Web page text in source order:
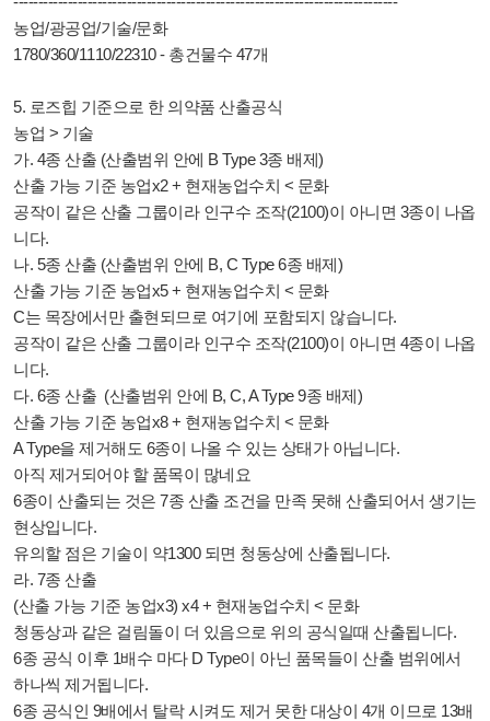
농업/광공업/기술/문화
1780/360/1110/22310 - 총건물수 47개
5. 로즈힙 기준으로 한 의약품 산출공식
농업 > 기술
가. 4종 산출 (산출범위 안에 B Type 3종 배제)
산출 가능 기준 농업x2 + 현재농업수치 < 문화
공작이 같은 산출 그룹이라 인구수 조작(2100)이 아니면 3종이 나옵
니다.
나. 5종 산출 (산출범위 안에 B, C Type 6종 배제)
산출 가능 기준 농업x5 + 현재농업수치 < 문화
C는 목장에서만 출현되므로 여기에 포함되지 않습니다.
공작이 같은 산출 그룹이라 인구수 조작(2100)이 아니면 4종이 나옵
니다.
다. 6종 산출 (산출범위 안에 B, C, A Type 9종 배제)
산출 가능 기준 농업x8 + 현재농업수치 < 문화
A Type을 제거해도 6종이 나올 수 있는 상태가 아닙니다.
아직 제거되어야 할 품목이 많네요
6종이 산출되는 것은 7종 산출 조건을 만족 못해 산출되어서 생기는
현상입니다.
유의할 점은 기술이 약1300 되면 청동상에 산출됩니다.
라. 7종 산출
(산출 가능 기준 농업x3) x4 + 현재농업수치 < 문화
청동상과 같은 걸림돌이 더 있음으로 위의 공식일때 산출됩니다.
6종 공식 이후 1배수 마다 D Type이 아닌 품목들이 산출 범위에서
하나씩 제거됩니다.
6종 공식인 9배에서 탈락 시켜도 제거 못한 대상이 4개 이므로 13배